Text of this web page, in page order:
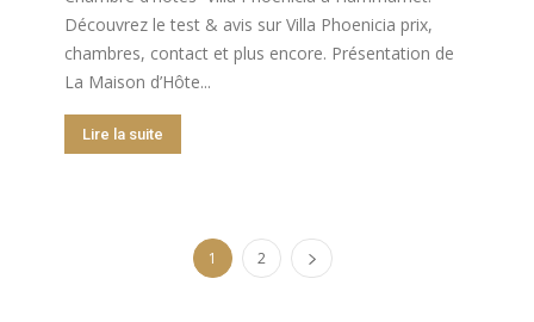
Découvrez le test & avis sur Villa Phoenicia prix,
chambres, contact et plus encore. Présentation de
La Maison d’Hôte...
Lire la suite
1 2